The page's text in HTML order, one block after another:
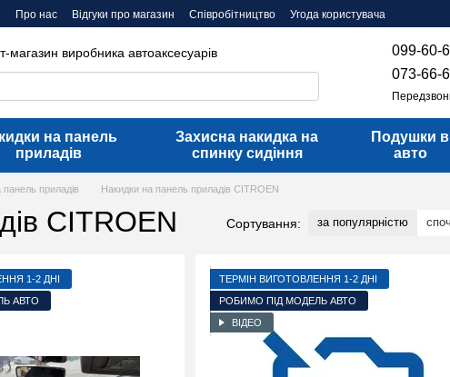
Про нас Відгуки про магазин Співробітництво
Угода користувача
магазин виробника автоаксесуарів
099-60-
073-66-
на панель
приладів
Захисна накидка на
спинку сидіння
Подушки в
авто
приладів Накидки на панель приладів CITROEN
CITROEN Сортування: за популярністю
1-2 ДНІ
АВТО
ТЕРМІН ВИГОТОВЛЕННЯ 1-2 ДНІ
РОБИМО ПІД МОДЕЛЬ АВТО
ВІДЕО